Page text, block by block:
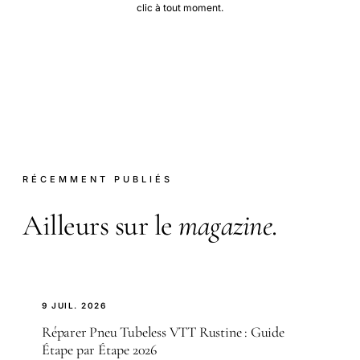
clic à tout moment.
RÉCEMMENT PUBLIÉS
Ailleurs sur le magazine.
9 JUIL. 2026
Réparer Pneu Tubeless VTT Rustine : Guide
Étape par Étape 2026